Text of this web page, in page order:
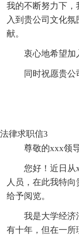
我的不断努力下
入到贵公司文化
献。
衷心地希望加
同时祝愿贵公
法律求职信3
尊敬的xxx领
您好！近日从
人员，在此我特
给予阅览。
我是大学经济
有十年，但在一所